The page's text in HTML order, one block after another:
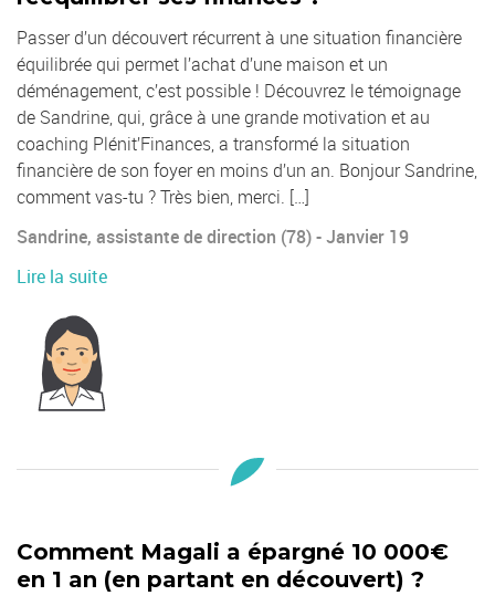
Passer d’un découvert récurrent à une situation financière
équilibrée qui permet l’achat d’une maison et un
déménagement, c’est possible ! Découvrez le témoignage
de Sandrine, qui, grâce à une grande motivation et au
coaching Plénit’Finances, a transformé la situation
financière de son foyer en moins d’un an. Bonjour Sandrine,
comment vas-tu ? Très bien, merci. […]
Sandrine, assistante de direction (78) - Janvier 19
Lire la suite
Comment Magali a épargné 10 000€
en 1 an (en partant en découvert) ?